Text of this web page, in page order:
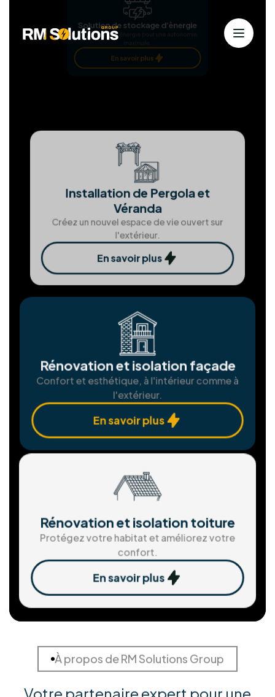
une énergie durable
Chez RM Solutions Group, nous exploitons les
énergies renouvelables pour bâtir un avenir
durable. Animés par la passion des solutions
propres et notre dévouement envers nos clients,
nous nous efforçons d'atteindre l'excellence à
chaque étape.
photovoltaïques
Produisez votre propre électricité verte et
économisez.
En savoir plus
Assemblgae et installation de
châssis
isolation parfaite.
En savoir plus
Solution de stockage d'ènergie
Stockez votre énergie pour une autonomie